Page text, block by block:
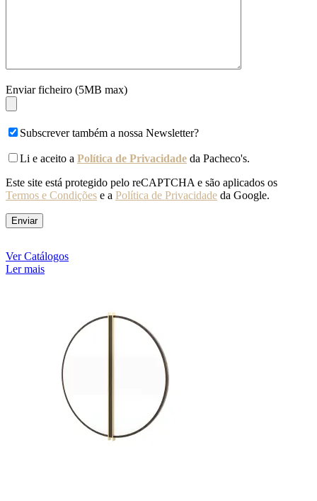
Enviar ficheiro (5MB max)
Subscrever também a nossa Newsletter?
Li e aceito a Política de Privacidade da Pacheco's.
Este site está protegido pelo reCAPTCHA e são aplicados os
Termos e Condições e a Política de Privacidade da Google.
Ver Catálogos
Ler mais